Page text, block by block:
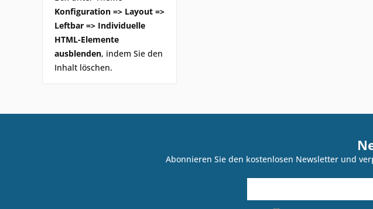
Konfiguration => Layout =>
Leftbar => Individuelle
HTML-Elemente
ausblenden, indem Sie den
Inhalt löschen.
Abonnieren Sie den kostenlosen Newsletter und